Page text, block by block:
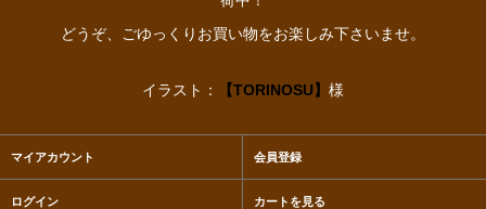
どうぞ、ごゆっくりお買い物をお楽しみ下さいませ。
イラスト： 【TORINOSU】 様
マイアカウント 会員登録
ログイン カートを見る